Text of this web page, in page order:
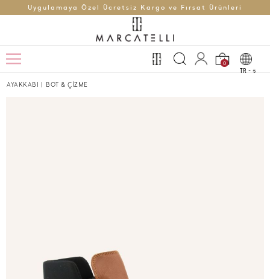
Uygulamaya Özel Ücretsiz Kargo ve Fırsat Ürünleri
0
TR - t
AYAKKABI | BOT & ÇİZME